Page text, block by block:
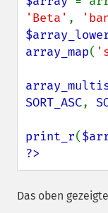
'Beta' ,
array_map(
SORT_ASC,
print_r(
?>
Das oben